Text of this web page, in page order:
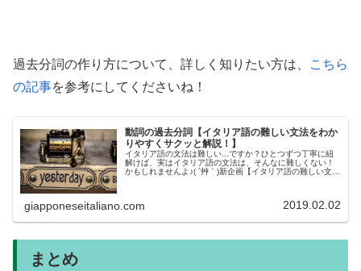
過去分詞の作り方について、詳しく知りたい方は、
こちら
の記事を参考にしてくださいね！
動詞の過去分詞【イタリア語の難しい文法をわか
りやすくサクッと解説！】
イタリア語の文法は難しい...ですか？ひとつずつ丁寧に紐
解けば、実はイタリア語の文法は、そんなに難しくない！
かもしれませんよ♪( ´艸｀)新企画【イタリア語の難しい文法
giapponeseitaliano.com 2019.02.02
まとめ